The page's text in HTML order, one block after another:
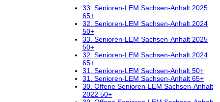
33. Senioren-LEM Sachsen-Anhalt 2025
65+
32. Senioren-LEM Sachsen-Anhalt 2024
50+
33. Senioren-LEM Sachsen-Anhalt 2025
50+
32. Senioren-LEM Sachsen-Anhalt 2024
65+
31. Senioren-LEM Sachsen-Anhalt 50+
31. Senioren-LEM Sachsen-Anhalt 65+
30. Offene Senioren-LEM Sachsen-Anhalt
2022 50+